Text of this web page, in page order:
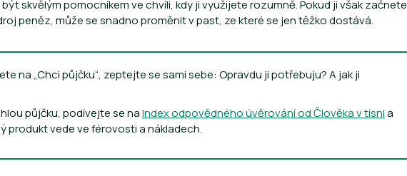
skvělým pomocníkem ve chvíli, kdy ji využijete rozumně. Pokud ji však začnete
peněz, může se snadno proměnit v past, ze které se jen těžko dostává.
na „Chci půjčku“, zeptejte se sami sebe: Opravdu ji potřebuju? A jak ji
půjčku, podívejte se naIndex odpovědného úvěrování od Člověka v tísnia
produkt vede ve férovosti a nákladech.